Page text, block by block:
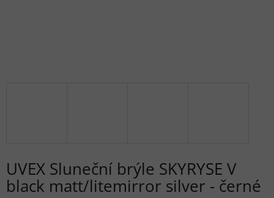
UVEX Sluneční brýle SKYRYSE V
black matt/litemirror silver - černé